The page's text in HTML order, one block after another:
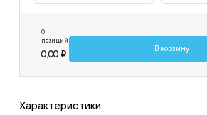
0
позиций
0,00 ₽
В корзину
Характеристики: